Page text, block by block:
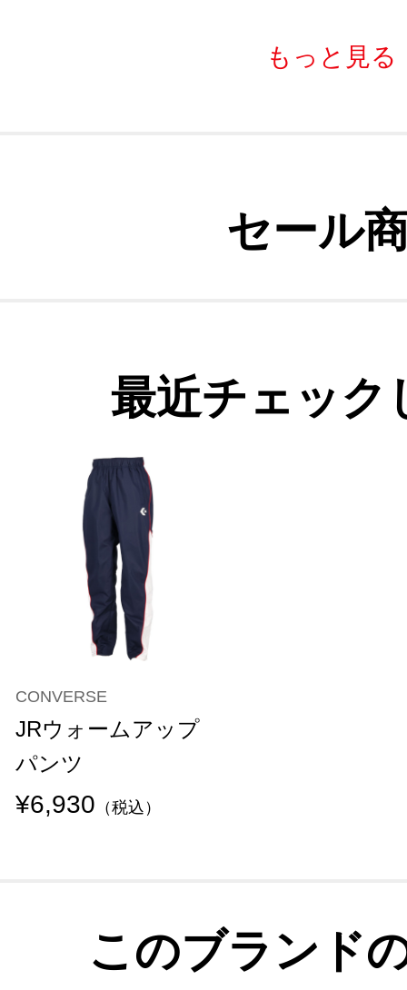
もっと見る
セール
最近チェック
CONVERSE
JRウォームアップ
パンツ
¥6,930 （税込）
このブランド